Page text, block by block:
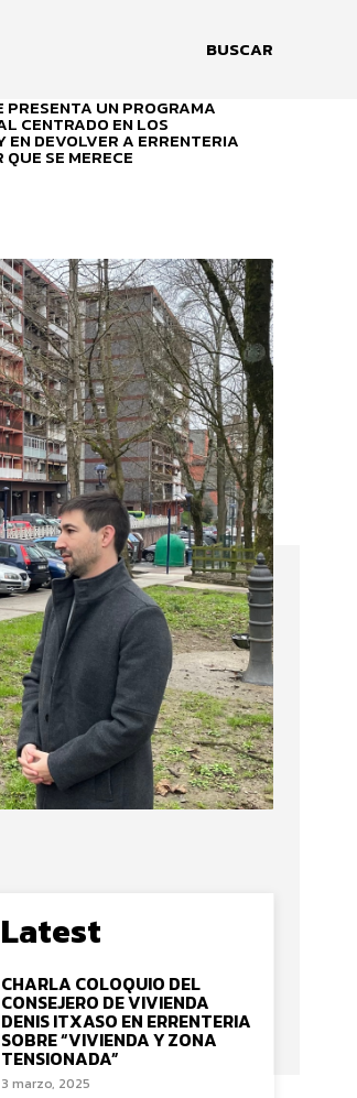
BUSCAR
PRESENTA UN PROGRAMA
CENTRADO EN LOS
EN DEVOLVER A ERRENTERIA
SE MERECE
Latest
CHARLA COLOQUIO DEL
CONSEJERO DE VIVIENDA
DENIS ITXASO EN ERRENTERIA
SOBRE “VIVIENDA Y ZONA
TENSIONADA”
3 marzo, 2025